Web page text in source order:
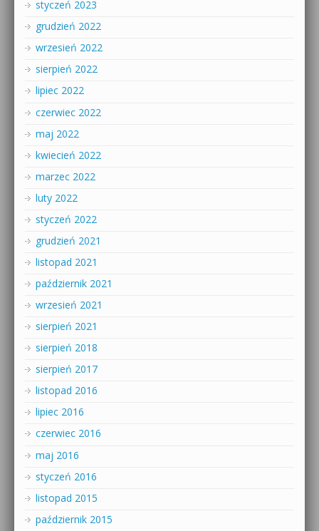
styczeń 2023
grudzień 2022
wrzesień 2022
sierpień 2022
lipiec 2022
czerwiec 2022
maj 2022
kwiecień 2022
marzec 2022
luty 2022
styczeń 2022
grudzień 2021
listopad 2021
październik 2021
wrzesień 2021
sierpień 2021
sierpień 2018
sierpień 2017
listopad 2016
lipiec 2016
czerwiec 2016
maj 2016
styczeń 2016
listopad 2015
październik 2015